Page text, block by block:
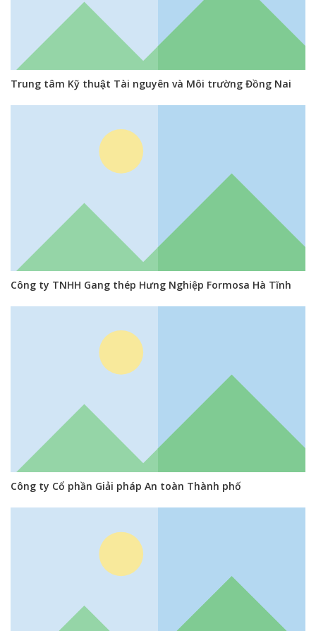
Trung tâm Kỹ thuật Tài nguyên và Môi trường Đồng Nai
Công ty TNHH Gang thép Hưng Nghiệp Formosa Hà Tĩnh
Công ty Cổ phần Giải pháp An toàn Thành phố